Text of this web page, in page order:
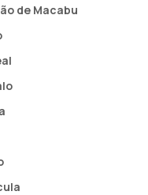
de Macabu